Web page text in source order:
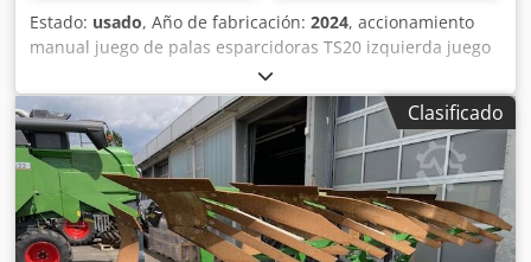
Estado: usado, Año de fabricación: 2024, accionamiento
manual juego de palas esparcidoras TS20 izquierda juego
de palas esparcidoras TS20 / derecha accionamiento
hidráulico izquierdo con AutoTS y FlowControl ProfiSPro
accionamiento hidráulico derecho con AutoTS y
FlowControl ProfiSPro disco principal izquierdo con AutoTS
/ disco principal derecho Dkedotrdzwspfx Achsr
Clasificado